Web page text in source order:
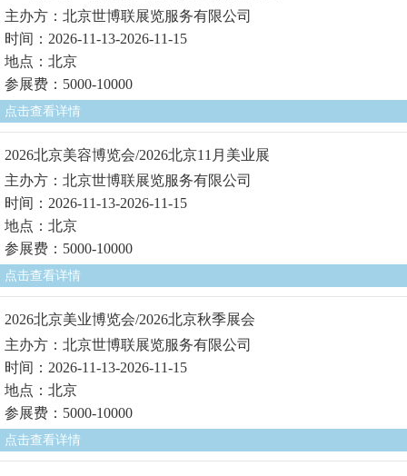
主办方：北京世博联展览服务有限公司
时间：2026-11-13-2026-11-15
地点：北京
参展费：5000-10000
点击查看详情
2026北京美容博览会/2026北京11月美业展
主办方：北京世博联展览服务有限公司
时间：2026-11-13-2026-11-15
地点：北京
参展费：5000-10000
点击查看详情
2026北京美业博览会/2026北京秋季展会
主办方：北京世博联展览服务有限公司
时间：2026-11-13-2026-11-15
地点：北京
参展费：5000-10000
点击查看详情